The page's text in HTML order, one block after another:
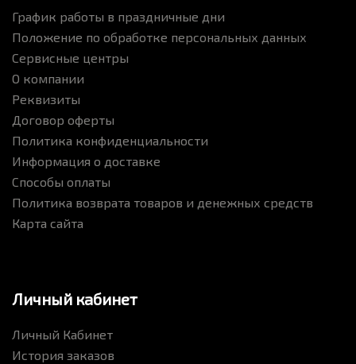
График работы в праздничные дни
Положение по обработке персональных данных
Сервисные центры
О компании
Реквизиты
Договор оферты
Политика конфиденциальности
Информация о доставке
Способы оплаты
Политика возврата товаров и денежных средств
Карта сайта
Личный кабинет
Личный Кабинет
История заказов